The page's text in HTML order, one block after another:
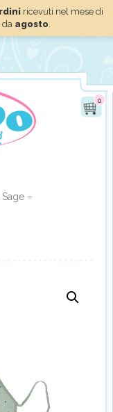
ricevuti nel mese di
da agosto.
0
–